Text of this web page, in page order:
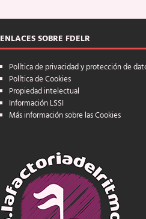
ENLACES SOBRE FDELR
Política de privacidad y protección de
Política de Cookies
Propiedad intelectual
Información LSSI
Más información sobre las Cookies